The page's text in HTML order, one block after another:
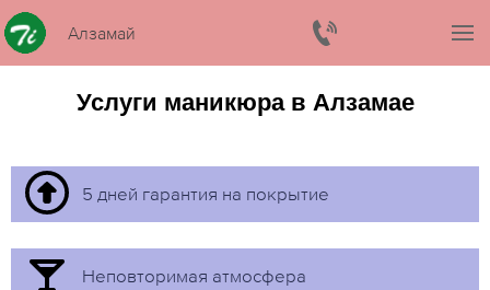
Алзамай
Услуги маникюра в Алзамае
5 дней гарантия на покрытие
Неповторимая атмосфера